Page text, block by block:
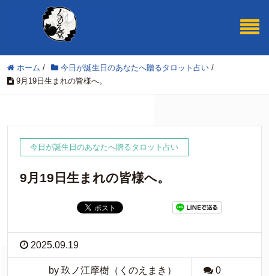
ホーム / 今日が誕生日のあなたへ贈るタロット占い /
9月19日生まれの皆様へ。
今日が誕生日のあなたへ贈るタロット占い
9月19日生まれの皆様へ。
2025.09.19
by 玖ノ江摩樹（くのえまき） 0